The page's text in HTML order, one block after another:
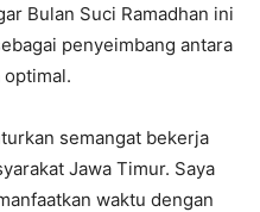
Bulan Suci Ramadhan ini
penyeimbang antara
semangat bekerja
Jawa Timur. Saya
waktu dengan